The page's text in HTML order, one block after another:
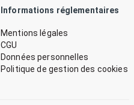
Informations réglementaires
Mentions légales
CGU
Données personnelles
Politique de gestion des cookies